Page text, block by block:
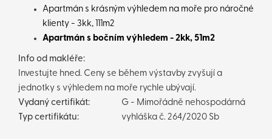
Apartmán s krásným výhledem na moře pro náročné
klienty - 3kk, 111m2
Apartmán s bočním výhledem - 2kk, 51m2
Info od makléře:
Investujte hned. Ceny se během výstavby zvyšují a
jednotky s výhledem na moře rychle ubývají.
Vydaný certifikát:
G - Mimořádně nehospodárná
Typ certifikátu:
vyhláška č. 264/2020 Sb